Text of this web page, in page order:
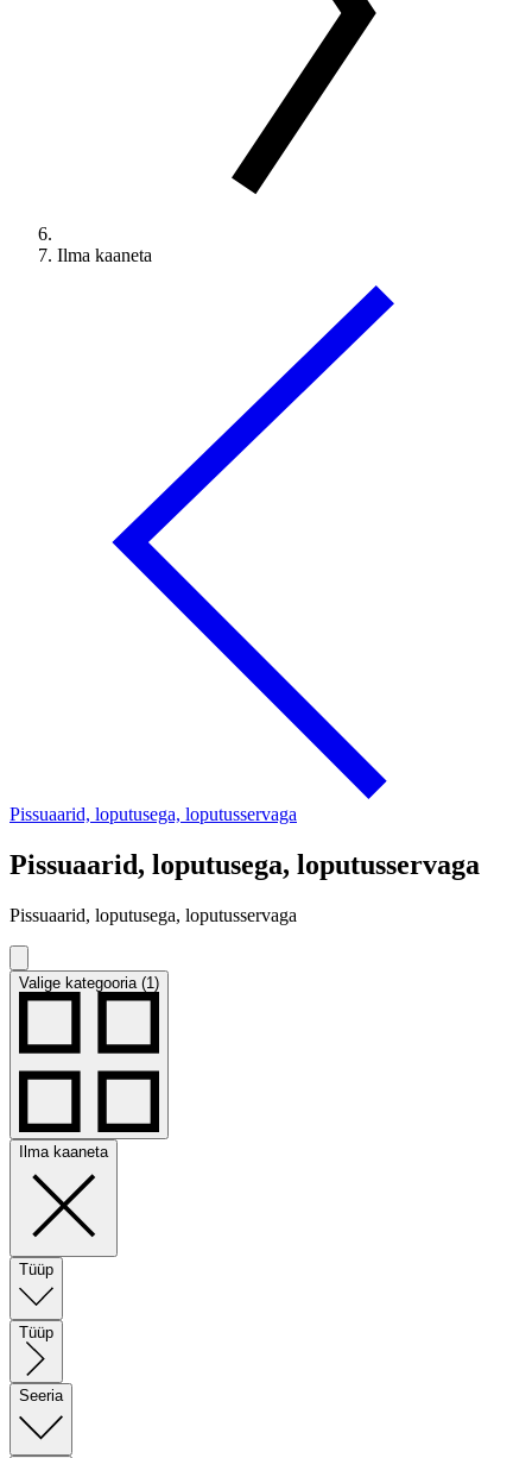
Ilma kaaneta
Pissuaarid, loputusega, loputusservaga
Pissuaarid, loputusega, loputusservaga
Pissuaarid, loputusega, loputusservaga
Valige kategooria (1)
Ilma kaaneta
Tüüp
Tüüp
Seeria